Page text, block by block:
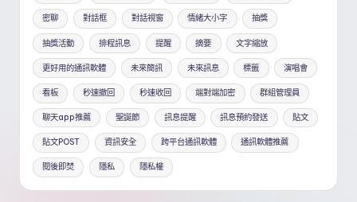
密聊 對話框 對話視窗 情緒大小字 抽獎
抽獎活動 排程訊息 提醒 摘要 文字縮放
更好用的通訊軟體 未來簡訊 未來訊息 標籤 演唱會
看板 秒速撤回 秒速收回 端對端加密 群組管理員
聊天app推薦 聖誕節 訊息提醒 訊息預約發送 貼文
貼文POST 資訊安全 跨平台通訊軟體 通訊軟體推薦
閱後即焚 隱私 隱私權